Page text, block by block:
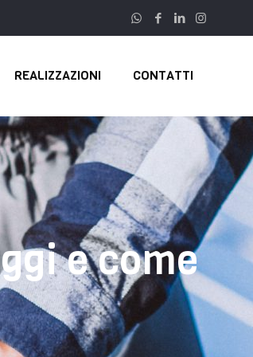
REALIZZAZIONI CONTATTI
e come